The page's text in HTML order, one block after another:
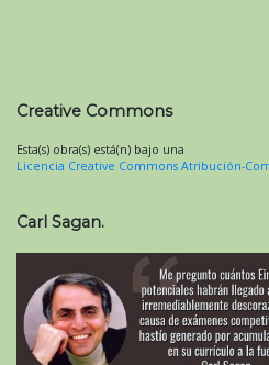
Creative Commons
Esta(s) obra(s) está(n) bajo una
Licencia Creative Commons Atribución-
Carl Sagan.